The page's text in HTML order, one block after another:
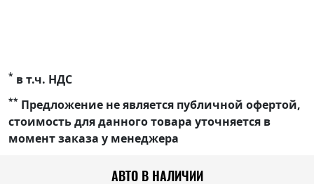
* в т.ч. НДС
** Предложение не является публичной офертой,
стоимость для данного товара уточняется в
момент заказа у менеджера
АВТО В НАЛИЧИИ